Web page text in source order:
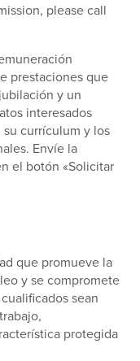
please call
prestaciones que
y un
interesados
currículum y los
Envíe la
el botón «Solicitar
que promueve la
y se compromete
sean
protegida